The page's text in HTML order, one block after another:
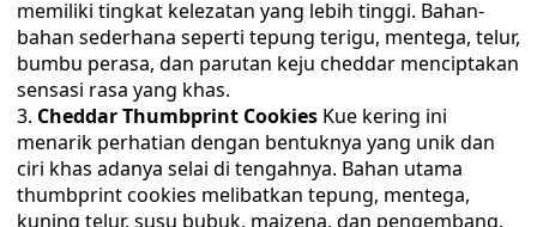
memiliki tingkat kelezatan yang lebih tinggi. Bahan-
bahan sederhana seperti tepung terigu, mentega, telur,
bumbu perasa, dan parutan keju cheddar menciptakan
sensasi rasa yang khas.
Cheddar Thumbprint Cookies Kue kering ini
menarik perhatian dengan bentuknya yang unik dan
ciri khas adanya selai di tengahnya. Bahan utama
thumbprint cookies melibatkan tepung, mentega,
kuning telur, susu bubuk, maizena, dan pengembang.